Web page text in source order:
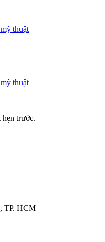
trước.
TP. HCM